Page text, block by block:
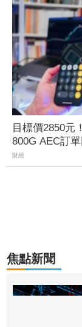
目標價2850元
800G AEC訂
財經
焦點新聞